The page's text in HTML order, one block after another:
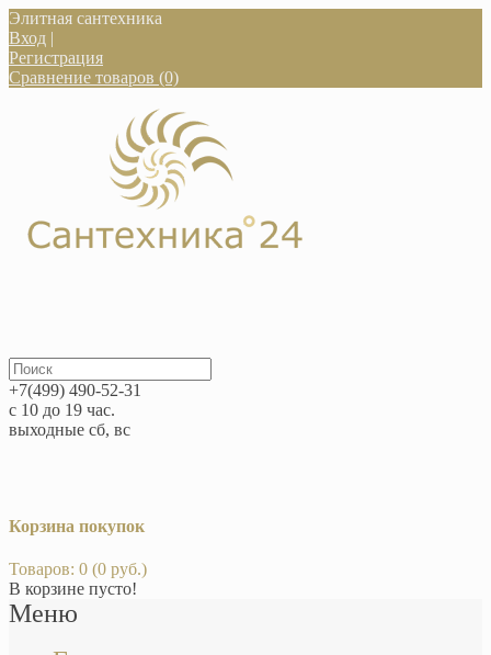
Элитная сантехника
Вход |
Регистрация
Сравнение товаров (0)
+7(499) 490-52-31
с 10 до 19 час.
выходные сб, вс
Корзина покупок
Товаров: 0 (0 руб.)
В корзине пусто!
Меню